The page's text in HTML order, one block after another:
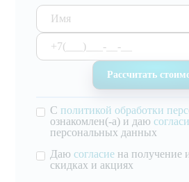
С политикой обработки
ознакомлен(-а) и даю
персональных данных
Даю согласие на получение
скидках и акциях